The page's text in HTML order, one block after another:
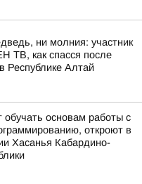
ни молния: участник
ТВ, как спасся после
Республике Алтай
обучать основам работы с
откроют в
Хасанья Кабардино-